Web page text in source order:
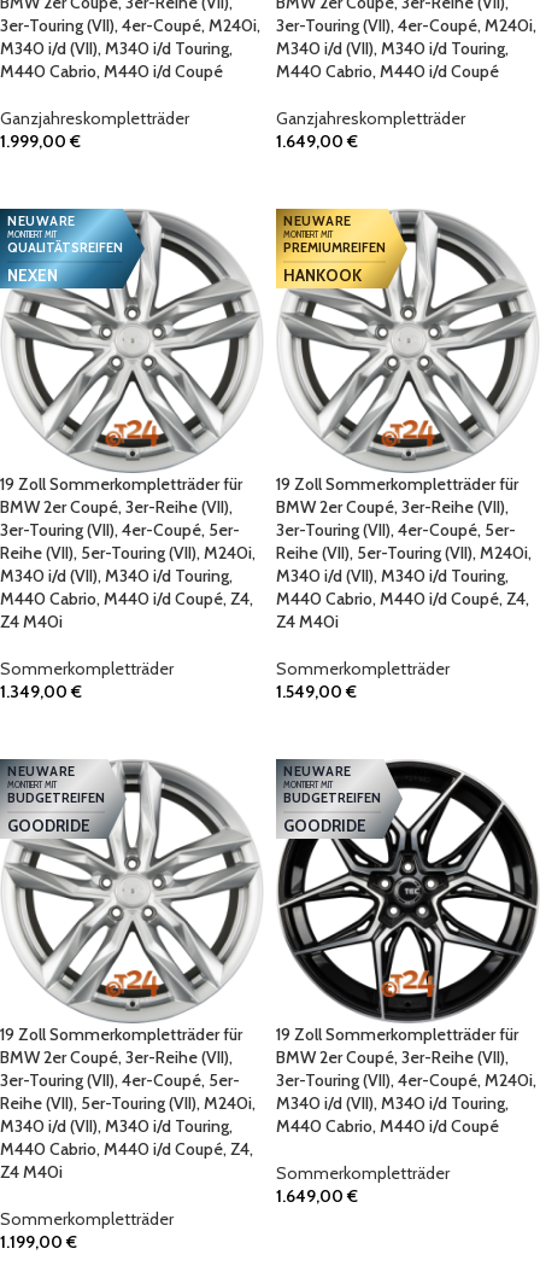
3er-Touring (VII), 4er-Coupé, M240i,
M340 i/d (VII), M340 i/d Touring,
M440 Cabrio, M440 i/d Coupé
Ganzjahreskompletträder
1.999,00€
3er-Touring (VII), 4er-Coupé, M240i,
M340 i/d (VII), M340 i/d Touring,
M440 Cabrio, M440 i/d Coupé
Ganzjahreskompletträder
1.649,00€
NEUWARE
MONTIERT MIT
QUALITÄTSREIFEN
NEXEN
19 Zoll Sommerkompletträder für
BMW 2er Coupé, 3er-Reihe (VII),
3er-Touring (VII), 4er-Coupé, 5er-
Reihe (VII), 5er-Touring (VII), M240i,
M340 i/d (VII), M340 i/d Touring,
M440 Cabrio, M440 i/d Coupé, Z4,
Z4 M40i
Sommerkompletträder
1.349,00€
NEUWARE
MONTIERT MIT
PREMIUMREIFEN
HANKOOK
19 Zoll Sommerkompletträder für
BMW 2er Coupé, 3er-Reihe (VII),
3er-Touring (VII), 4er-Coupé, 5er-
Reihe (VII), 5er-Touring (VII), M240i,
M340 i/d (VII), M340 i/d Touring,
M440 Cabrio, M440 i/d Coupé, Z4,
Z4 M40i
Sommerkompletträder
1.549,00€
NEUWARE
MONTIERT MIT
BUDGETREIFEN
GOODRIDE
19 Zoll Sommerkompletträder für
BMW 2er Coupé, 3er-Reihe (VII),
3er-Touring (VII), 4er-Coupé, 5er-
Reihe (VII), 5er-Touring (VII), M240i,
M340 i/d (VII), M340 i/d Touring,
M440 Cabrio, M440 i/d Coupé, Z4,
Z4 M40i
Sommerkompletträder
1.199,00€
NEUWARE
MONTIERT MIT
BUDGETREIFEN
GOODRIDE
19 Zoll Sommerkompletträder für
BMW 2er Coupé, 3er-Reihe (VII),
3er-Touring (VII), 4er-Coupé, M240i,
M340 i/d (VII), M340 i/d Touring,
M440 Cabrio, M440 i/d Coupé
Sommerkompletträder
1.649,00€